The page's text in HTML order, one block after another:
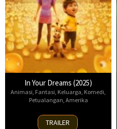
In Your Dreams (2025)
Animasi Fantasi Keluarga Komedi
Petualangan Amerika
7
TRAILER